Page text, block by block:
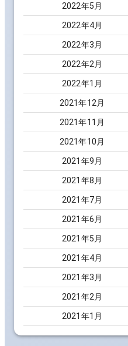
2022年5 月
2022年4月
2022年3 月
2022年2 月
2022年1 月
2021年12 月
2021年11 月
2021年10 月
2021 年9 月
2021 年8 月
2021 年7月
2021 年6 月
2021 年5 月
2021 年4月
2021 年3 月
2021 年2 月
2021 年1 月